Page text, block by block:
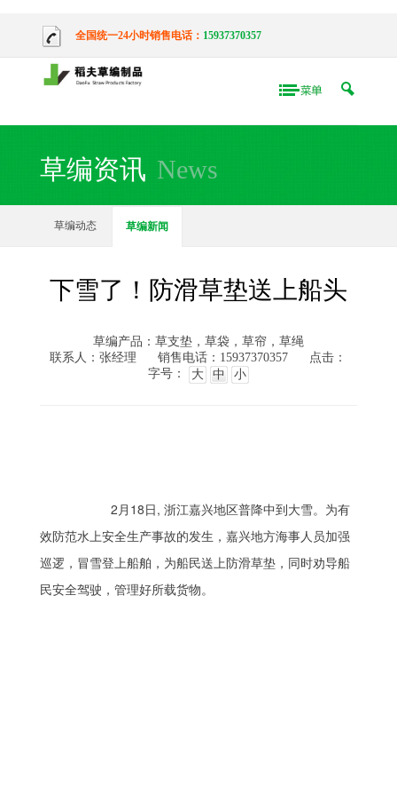
全国统一24小时销售电话： 15937370357
草编资讯 News
草编动态 草编新闻
下雪了！防滑草垫送上船头
草编产品：草支垫，草袋，草帘，草绳
联系人：张经理
销售电话：15937370357
点击：
字号：
大 中 小
2月18日, 浙江嘉兴地区普降中到大雪。为有
效防范水上安全生产事故的发生，嘉兴地方海事人员加强
巡逻，冒雪登上船舶，为船民送上防滑草垫，同时劝导船
民安全驾驶，管理好所载货物。